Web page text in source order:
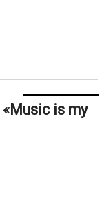
Music is my